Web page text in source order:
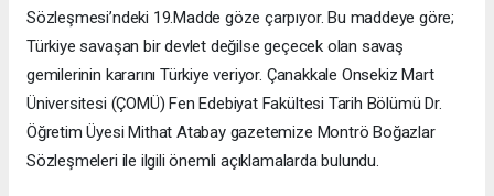
Sözleşmesi’ndeki 19.Madde göze çarpıyor. Bu maddeye göre;
Türkiye savaşan bir devlet değilse geçecek olan savaş
gemilerinin kararını Türkiye veriyor. Çanakkale Onsekiz Mart
Üniversitesi (ÇOMÜ) Fen Edebiyat Fakültesi Tarih Bölümü Dr.
Öğretim Üyesi Mithat Atabay gazetemize Montrö Boğazlar
Sözleşmeleri ile ilgili önemli açıklamalarda bulundu.